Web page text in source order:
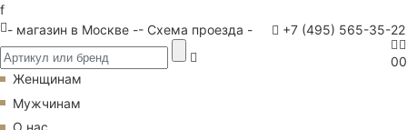
f
- магазин в Москве -- Схема проезда - +7 (495) 565-35-22
00
Женщинам
Мужчинам